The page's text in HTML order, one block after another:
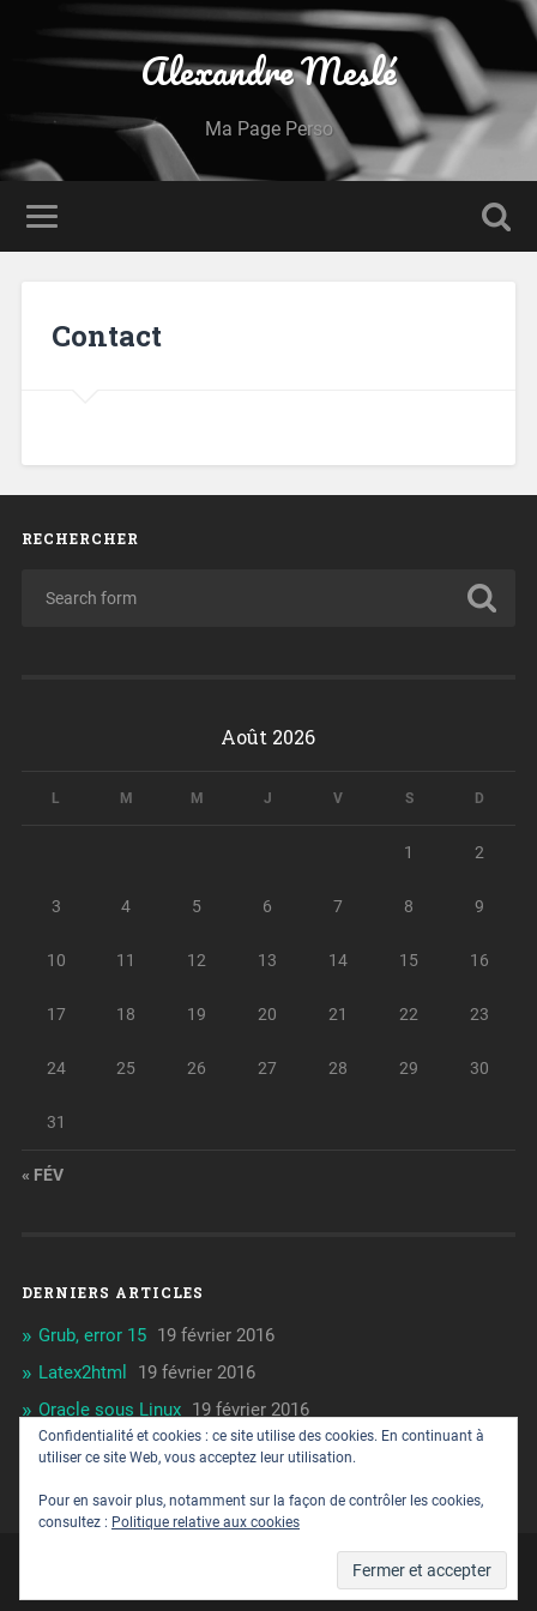
Alexandre Meslé
Ma Page Perso
Contact
RECHERCHER
Août 2026
L M M J V S D
1 2
3 4 5 6 7 8 9
10 11 12 13 14 15 16
17 18 19 20 21 22 23
24 25 26 27 28 29 30
31
« FÉV
DERNIERS ARTICLES
Grub, error 15 19 février 2016
Latex2html
19 février 2016
Oracle sous Linux 19 février 2016
Vi ou la Mort 19 février 2016
UP ↑
Confidentialité et cookies : ce site utilise des cookies. En continuant à
utiliser ce site Web, vous acceptez leur utilisation.
Pour en savoir plus, notamment sur la façon de contrôler les cookies,
consultez : Politique relative aux cookies